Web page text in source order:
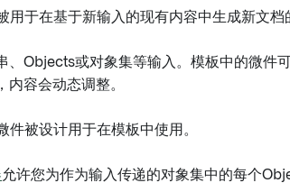
用于在基于新输入的现有内容中生成新文档
、Objects或对象集等输入。模板中的微件
内容会动态调整。
件被设计用于在模板中使用。
允许您为作为输入传递的对象集中的每个